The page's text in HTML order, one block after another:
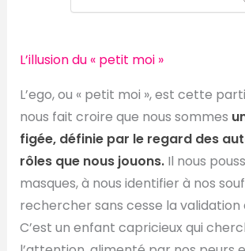
L’illusion du « petit moi »
L’ego, ou « petit moi », est cette
nous fait croire que nous sommes
figée, définie par le regard des
rôles que nous jouons.Il nous
masques, à nous identifier à nos
rechercher sans cesse la validation
C’est un enfant capricieux qui